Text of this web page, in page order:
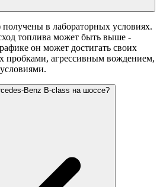
получены в лабораторных условиях.
топлива может быть выше -
он может достигать своих
пробками, агрессивным вождением,
Benz B-class на шоссе?